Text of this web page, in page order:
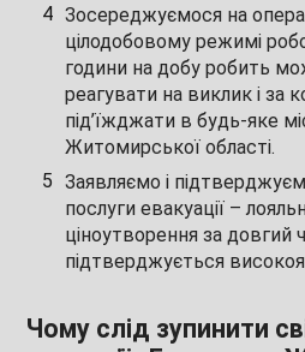
Зосереджуємося на
цілодобовому режимі
години на добу робить
реагувати на виклик і за
під’їжджати в будь-яке
Житомирської області.
Заявляємо і
послуги евакуації –
ціноутворення за довгий
підтверджується
Чому слід зупинити